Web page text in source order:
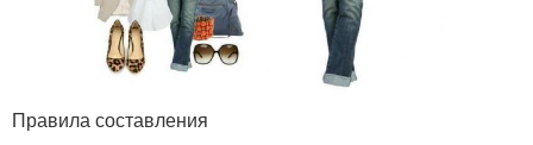
Правила составления